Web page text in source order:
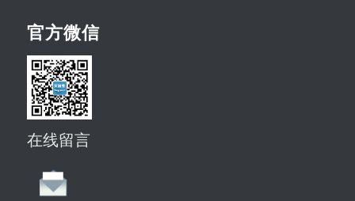
官方微信
在线留言